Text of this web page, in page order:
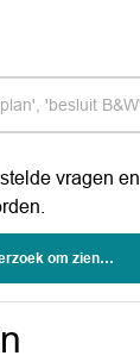
vragen en
om zienswijze